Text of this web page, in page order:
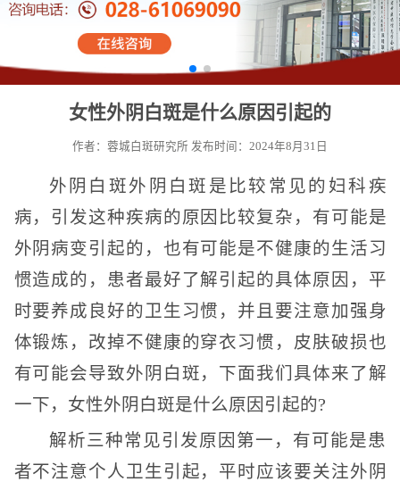
女性外阴白斑是什么原因引起的
作者：蓉城白斑研究所 发布时间：2024年8月31日
外阴白斑外阴白斑是比较常见的妇科疾
病，引发这种疾病的原因比较复杂，有可能是
外阴病变引起的，也有可能是不健康的生活习
惯造成的，患者最好了解引起的具体原因，平
时要养成良好的卫生习惯，并且要注意加强身
体锻炼，改掉不健康的穿衣习惯，皮肤破损也
有可能会导致外阴白斑，下面我们具体来了解
一下，女性外阴白斑是什么原因引起的?
解析三种常见引发原因第一，有可能是患
者不注意个人卫生引起，平时应该要关注外阴